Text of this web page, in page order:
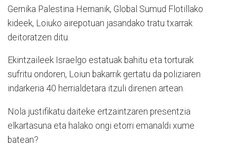
Gernika Palestina Hernanik, Global Sumud Flotillako
kideek, Loiuko airepotuan jasandako tratu txarrak
deitoratzen ditu.
Ekintzaileek Israelgo estatuak bahitu eta torturak
sufritu ondoren, Loiun bakarrik gertatu da poliziaren
indarkeria 40 herrialdetara itzuli direnen artean.
Nola justifikatu daiteke ertzaintzaren presentzia
elkartasuna eta halako ongi etorri emanaldi xume
batean?